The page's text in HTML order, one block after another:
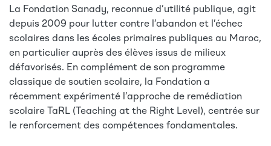
La Fondation Sanady, reconnue d’utilité publique, agit
depuis 2009 pour lutter contre l’abandon et l’échec
scolaires dans les écoles primaires publiques au Maroc,
en particulier auprès des élèves issus de milieux
défavorisés. En complément de son programme
classique de soutien scolaire, la Fondation a
récemment expérimenté l’approche de remédiation
scolaire TaRL (Teaching at the Right Level), centrée sur
le renforcement des compétences fondamentales.